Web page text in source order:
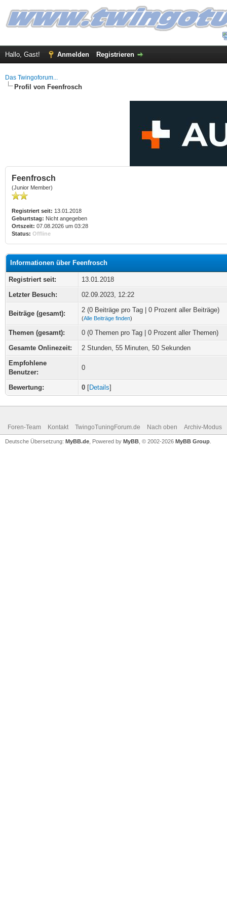
Hallo, Gast! Anmelden Registrieren
Das Twingoforum...
Profil von Feenfrosch
Feenfrosch
(Junior Member)
Registriert seit: 13.01.2018
Geburtstag: Nicht angegeben
Ortszeit: 07.08.2026 um 03:28
Status: Offline
Informationen über Feenfrosch
Registriert seit:
13.01.2018
Letzter Besuch:
02.09.2023, 12:22
Beiträge (gesamt): 2 (0 Beiträge pro Tag | 0 Prozent aller Beiträge)
(Alle Beiträge finden)
Themen (gesamt):
0 (0 Themen pro Tag | 0 Prozent aller Themen)
Gesamte Onlinezeit:
2 Stunden, 55 Minuten, 50 Sekunden
Empfohlene
Benutzer:
0
Bewertung: 0 [Details]
Foren-Team Kontakt TwingoTuningForum.de Nach oben Archiv-Modus
Deutsche Übersetzung: MyBB.de , Powered by MyBB , © 2002-2026 MyBB Group